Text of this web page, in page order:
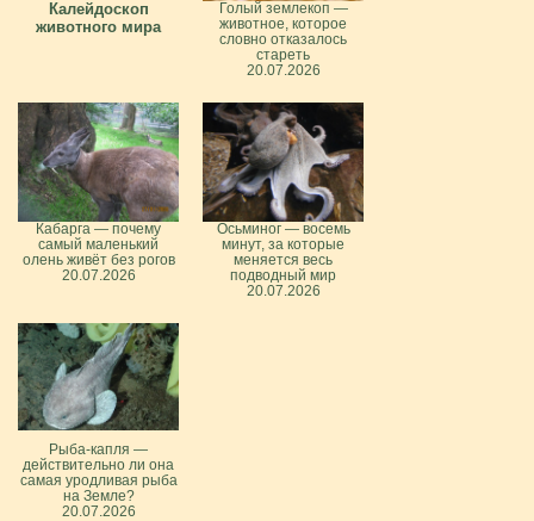
Калейдоскоп
животного мира
Голый землекоп —
животное, которое
словно отказалось
стареть
20.07.2026
Кабарга — почему
самый маленький
олень живёт без рогов
20.07.2026
Осьминог — восемь
минут, за которые
меняется весь
подводный мир
20.07.2026
Рыба-капля —
действительно ли она
самая уродливая рыба
на Земле?
20.07.2026